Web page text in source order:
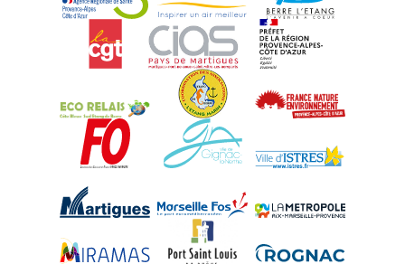
CIAS
Eco-Relais Côte BleueEtang marin
Force Ouvrière Gignac-la-Nerthe
Port-Saint-Louis